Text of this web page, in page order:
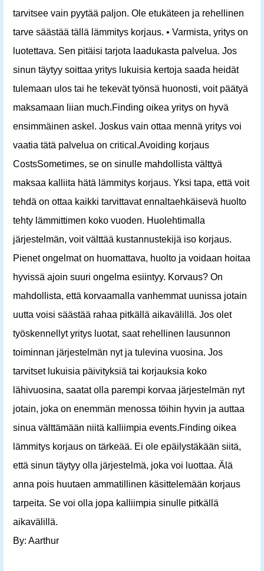
tarvitsee vain pyytää paljon. Ole etukäteen ja rehellinen
tarve säästää tällä lämmitys korjaus. • Varmista, yritys on
luotettava. Sen pitäisi tarjota laadukasta palvelua. Jos
sinun täytyy soittaa yritys lukuisia kertoja saada heidät
tulemaan ulos tai he tekevät työnsä huonosti, voit päätyä
maksamaan liian much.Finding oikea yritys on hyvä
ensimmäinen askel. Joskus vain ottaa mennä yritys voi
vaatia tätä palvelua on critical.Avoiding korjaus
CostsSometimes, se on sinulle mahdollista välttyä
maksaa kalliita hätä lämmitys korjaus. Yksi tapa, että voit
tehdä on ottaa kaikki tarvittavat ennaltaehkäisevä huolto
tehty lämmittimen koko vuoden. Huolehtimalla
järjestelmän, voit välttää kustannustekijä iso korjaus.
Pienet ongelmat on huomattava, huolto ja voidaan hoitaa
hyvissä ajoin suuri ongelma esiintyy. Korvaus? On
mahdollista, että korvaamalla vanhemmat uunissa jotain
uutta voisi säästää rahaa pitkällä aikavälillä. Jos olet
työskennellyt yritys luotat, saat rehellinen lausunnon
toiminnan järjestelmän nyt ja tulevina vuosina. Jos
tarvitset lukuisia päivityksiä tai korjauksia koko
lähivuosina, saatat olla parempi korvaa järjestelmän nyt
jotain, joka on enemmän menossa töihin hyvin ja auttaa
sinua välttämään niitä kalliimpia events.Finding oikea
lämmitys korjaus on tärkeää. Ei ole epäilystäkään siitä,
että sinun täytyy olla järjestelmä, joka voi luottaa. Älä
anna pois huutaen ammatillinen käsittelemään korjaus
tarpeita. Se voi olla jopa kalliimpia sinulle pitkällä
aikavälillä.
By: Aarthur